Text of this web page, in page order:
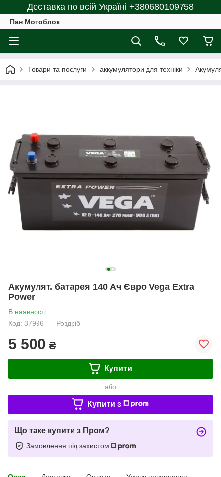
Доставка по всій Україні +380680109758
Пан Мотоблок
Товари та послуги аккумулятори для техніки
Акумулят. батарея 140 Ач Євро Vega Extra
Power
В наявності
Код: 37996
Роздріб
5 500 ₴
Купити
або
Купити з
Що таке купити з Пром?
Замовлення під захистом